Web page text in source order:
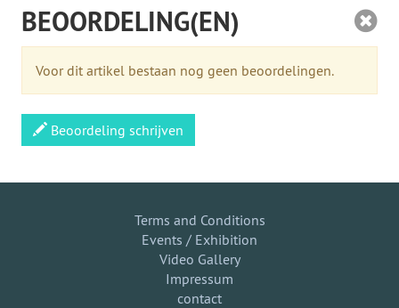
BEOORDELING(EN)
Voor dit artikel bestaan nog geen beoordelingen.
Beoordeling schrijven
Terms and Conditions
Events / Exhibition
Video Gallery
Impressum
contact